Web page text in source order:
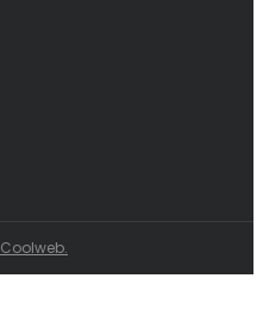
Coolweb.